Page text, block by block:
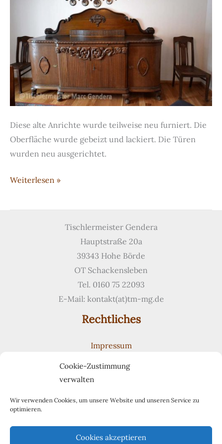
Cookie-Zustimmung
verwalten
Wir verwenden Cookies, um unsere Website und unseren Service zu
optimieren.
Cookies akzeptieren
Diese alte Anrichte wurde teilweise neu furniert. Die
Oberfläche wurde gebeizt und lackiert. Die Türen
wurden neu ausgerichtet.
Restaurierte
Weiterlesen »
Tischlermeister Gendera
Hauptstraße 20a
39343 Hohe Börde
OT Schackensleben
Tel. 0160 75 22093
E-Mail: kontakt(at)tm-mg.de
Rechtliches
Impressum
Cookie-Richtlinie (EU)
Suchen